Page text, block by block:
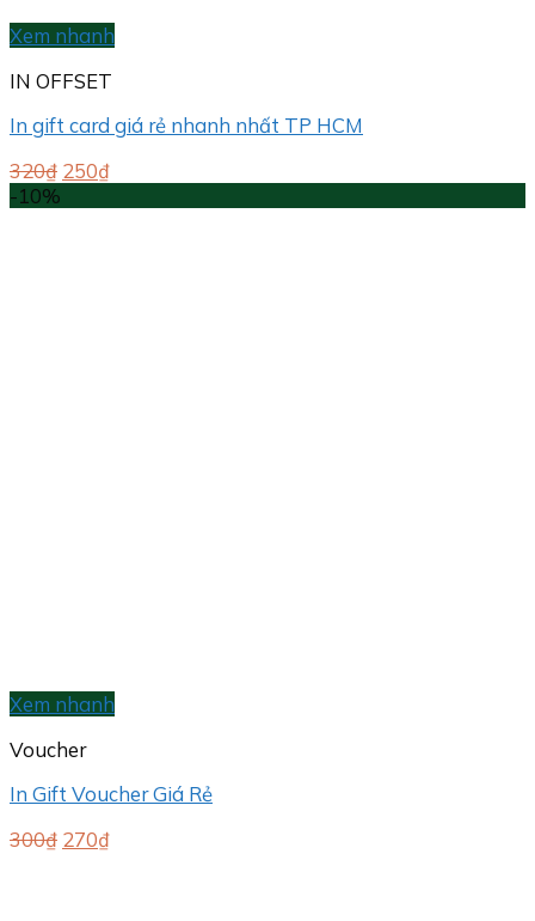
Xem nhanh
IN OFFSET
In gift card giá rẻ nhanh nhất TP HCM
320₫ Giá
250₫Giá
-10%
Xem nhanh
Voucher
In Gift Voucher Giá Rẻ
300₫ Giá
270₫Giá